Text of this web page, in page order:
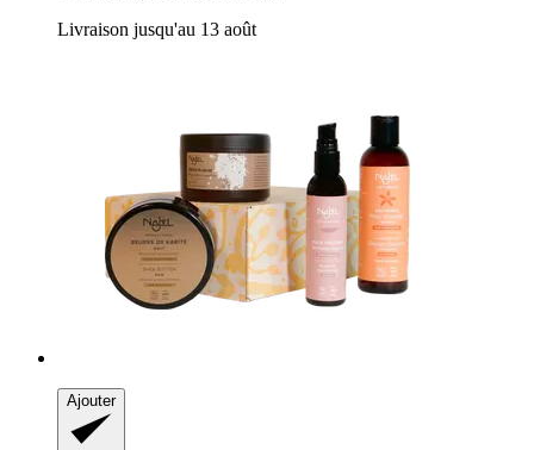
Livraison jusqu'au 13 août
Ajouter